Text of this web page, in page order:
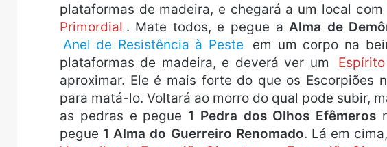
plataformas de madeira, e chegará a um local com
Primordial . Mate todos, e pegue aAlma de
Anel de Resistência à Peste
em um corpo na
plataformas de madeira, e deverá ver um
aproximar. Ele é mais forte do que os Escorpiões
para matá-lo. Voltará ao morro do qual pode subir,
as pedras e pegue 1 Pedra dos Olhos Efêmeros
pegue 1 Alma do Guerreiro Renomado. Lá em